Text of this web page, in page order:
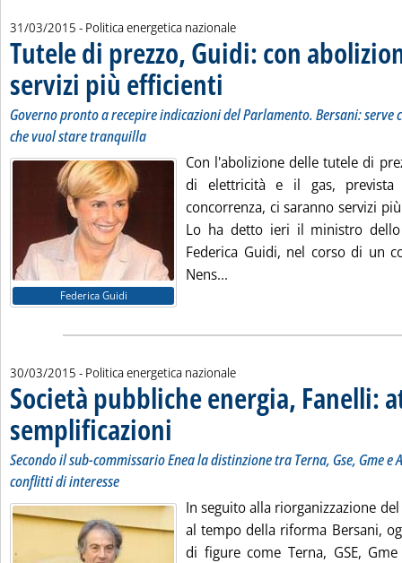
31/03/2015 - Politica energetica nazionale
Tutele di prezzo, Guidi: con
servizi più efficienti
Governo pronto a recepire indicazioni del Parlamento. Bersani: serve
che vuol stare tranquilla
Federica Guidi
Con l'abolizione delle tutele di
di elettricità e il gas,
concorrenza, ci saranno servizi
Lo ha detto ieri il ministro dello
Federica Guidi, nel corso di un
Nens...
30/03/2015 - Politica energetica nazionale
Società pubbliche energia, Fanelli:
semplificazioni . Sottotitolo: Secondo il sub-commissario Enea la
. Pubblicata lunedì 30 marzo 2015 alle 18.24.
Secondo il sub-commissario Enea la distinzione tra Terna, Gse, Gme e
conflitti di interesse
In seguito alla riorganizzazione
al tempo della riforma Bersani,
di figure come Terna, GSE,